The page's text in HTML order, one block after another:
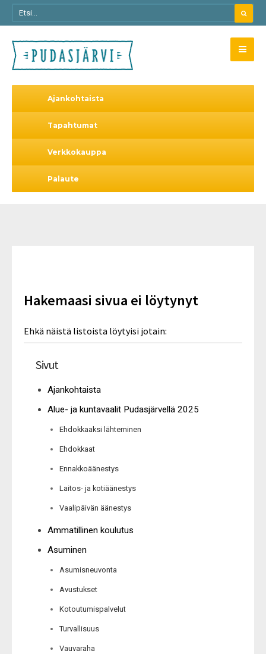
Ajankohtaista
Tapahtumat
Verkkokauppa
Palaute
Hakemaasi sivua ei löytynyt
Ehkä näistä listoista löytyisi jotain:
Sivut
Ajankohtaista
Alue- ja kuntavaalit Pudasjärvellä 2025
Ehdokkaaksi lähteminen
Ehdokkaat
Ennakkoäänestys
Laitos- ja kotiäänestys
Vaalipäivän äänestys
Ammatillinen koulutus
Asuminen
Asumisneuvonta
Avustukset
Kotoutumispalvelut
Turvallisuus
Vauvaraha